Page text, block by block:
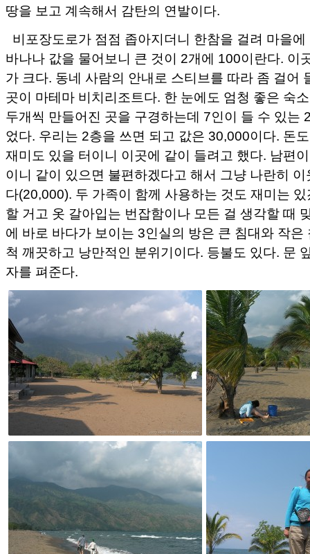
땅을 보고 계속해서 감탄의 연발이다.
비포장도로가 점점 좁아지더니 한참을 걸려 마을
바나나 값을 물어보니 큰 것이 2개에 100이란다. 이
가 크다. 동네 사람의 안내로 스티브를 따라 좀 걸어
곳이 마테마 비치리조트다. 한 눈에도 엄청 좋은 숙
두개씩 만들어진 곳을 구경하는데 7인이 들 수 있는
었다. 우리는 2층을 쓰면 되고 값은 30,000이다. 돈
재미도 있을 터이니 이곳에 같이 들려고 했다. 남편
이니 같이 있으면 불편하겠다고 해서 그냥 나란히
다(20,000). 두 가족이 함께 사용하는 것도 재미는
할 거고 옷 갈아입는 번잡함이나 모든 걸 생각할 때
에 바로 바다가 보이는 3인실의 방은 큰 침대와 작은
척 깨끗하고 낭만적인 분위기이다. 등불도 있다. 문
자를 펴준다.